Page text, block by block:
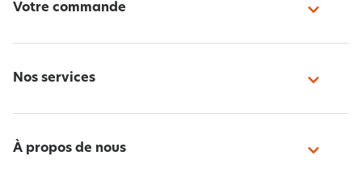
Votre commande
Nos services
À propos de nous